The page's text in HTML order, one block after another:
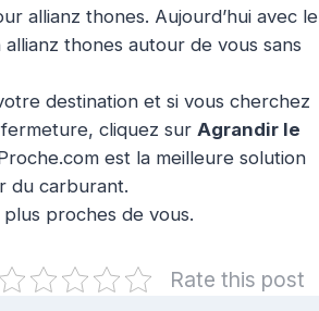
allianz thones. Aujourd’hui avec le
thones autour de vous sans
destination et si vous cherchez
cliquez sur Agrandir le
est la meilleure solution
du carburant.
proches de vous.
Rate this post